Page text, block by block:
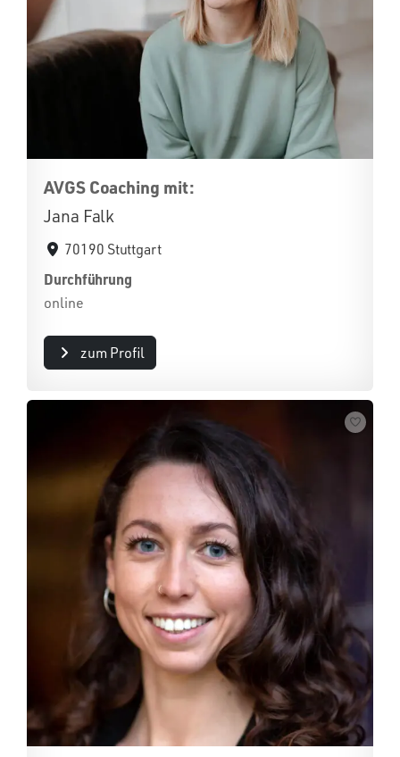
AVGS Coaching mit:
Jana Falk
70190 Stuttgart
Durchführung
online
zum Profil